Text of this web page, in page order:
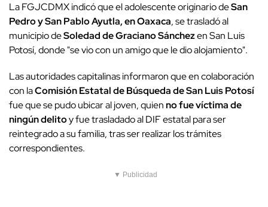
La FGJCDMX indicó que el adolescente originario deSan
Pedro y San Pablo Ayutla, en Oaxaca, se trasladó al
municipio deSoledad de Graciano Sánchezen San Luis
Potosí, donde "se vio con un amigo que le dio alojamiento".
Las autoridades capitalinas informaron que en colaboración
con laComisión Estatal de Búsqueda de San Luis Potosí
fue que se pudo ubicar al joven, quienno fue víctima de
ningún delitoy fue trasladado al DIF estatal para ser
reintegrado a su familia, tras ser realizar los trámites
correspondientes.
▼ Publicidad